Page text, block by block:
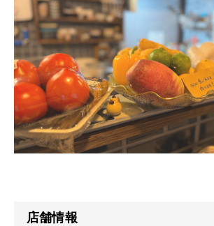
店舗情報